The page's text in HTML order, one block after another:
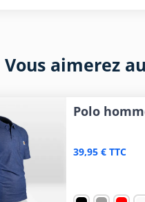
Vous aimerez
Polo
39,95 € TTC